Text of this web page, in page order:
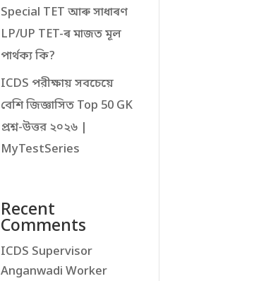
Special TET আৰু সাধাৰণ
LP/UP TET-ৰ মাজত মূল
পাৰ্থক্য কি?
ICDS পরীক্ষায় সবচেয়ে
বেশি জিজ্ঞাসিত Top 50 GK
প্রশ্ন-উত্তর ২০২৬ |
MyTestSeries
Recent
Comments
ICDS Supervisor
Anganwadi Worker